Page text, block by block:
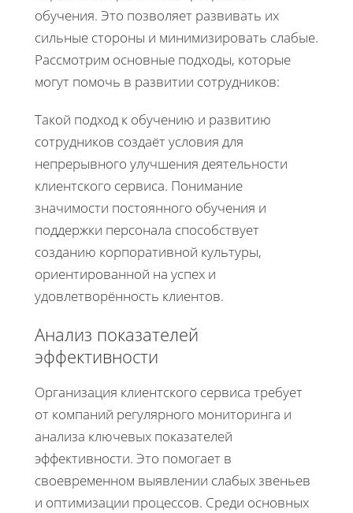
обучения. Это позволяет развивать их
сильные стороны и минимизировать слабые.
Рассмотрим основные подходы, которые
могут помочь в развитии сотрудников:
Такой подход к обучению и развитию
сотрудников создаёт условия для
непрерывного улучшения деятельности
клиентского сервиса. Понимание
значимости постоянного обучения и
поддержки персонала способствует
созданию корпоративной культуры,
ориентированной на успех и
удовлетворённость клиентов.
Анализ показателей
эффективности
Организация клиентского сервиса требует
от компаний регулярного мониторинга и
анализа ключевых показателей
эффективности. Это помогает в
своевременном выявлении слабых звеньев
и оптимизации процессов. Среди основных